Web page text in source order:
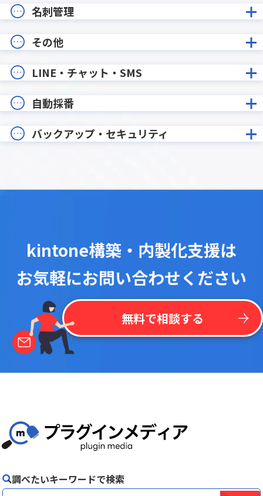
名刺管理
その他
LINE・チャット・SMS
自動採番
バックアップ・セキュリティ
kintone構築・内製化支援は
お気軽にお問い合わせください
無料で相談する
調べたいキーワードで検索